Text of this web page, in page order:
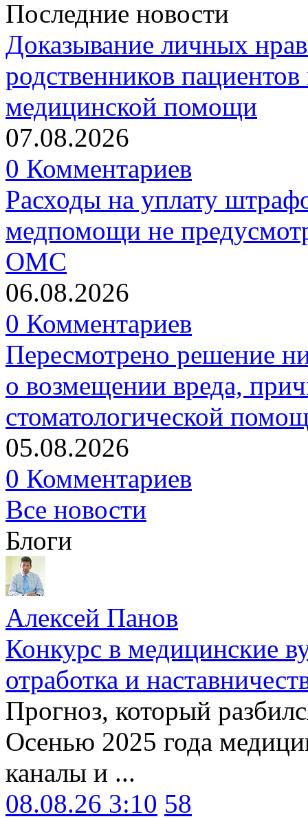
Последние новости
Доказывание личных
родственников
медицинской помощи
07.08.2026
0 Комментариев
Расходы на уплату
медпомощи не
ОМС
06.08.2026
0 Комментариев
Пересмотрено решение
о возмещении вреда,
стоматологической
05.08.2026
0 Комментариев
Все новости
Блоги
Алексей Панов
Конкурс в медицинские
отработка и
Прогноз, который
Осенью 2025 года
каналы и ...
08.08.26 3:10 58